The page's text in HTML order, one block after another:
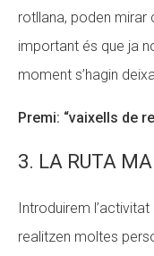
rotllana, poden mirar
important és que ja
moment s’hagin
Premi: “vaixells de
3. LA RUTA
Introduirem
realitzen moltes